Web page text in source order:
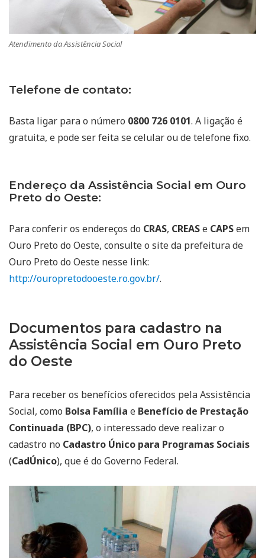
Atendimento da Assistência Social
Telefone de contato:
Basta ligar para o número 0800 726 0101. A ligação é
gratuita, e pode ser feita se celular ou de telefone fixo.
Endereço da Assistência Social em Ouro
Preto do Oeste:
Para conferir os endereços do CRAS, CREASe CAPSem
Ouro Preto do Oeste, consulte o site da prefeitura de
Ouro Preto do Oeste nesse link:
http://ouropretodooeste.ro.gov.br/.
Documentos para cadastro na
Assistência Social em Ouro Preto
do Oeste
Para receber os benefícios oferecidos pela Assistência
Social, como Bolsa Família e Benefício de Prestação
Continuada (BPC), o interessado deve realizar o
cadastro no Cadastro Único para Programas Sociais
(CadÚnico), que é do Governo Federal.